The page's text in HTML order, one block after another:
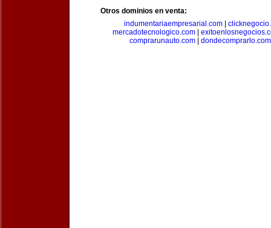
Otros dominios en venta:
indumentariaempresarial.com
mercadotecnologico.com
comprarunauto.com| dondecomprarlo.com